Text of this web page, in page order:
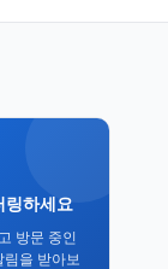
링하세요
방문 중인
림을 받아보